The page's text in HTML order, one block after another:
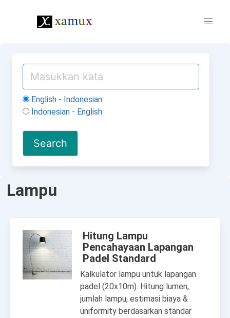
English - Indonesian
Indonesian - English
Lampu
Hitung Lampu
Pencahayaan Lapangan
Padel Standard
Kalkulator lampu untuk lapangan
padel (20x10m). Hitung lumen,
jumlah lampu, estimasi biaya &
uniformity berdasarkan standar